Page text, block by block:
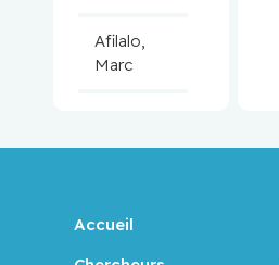
Afilalo,
Marc
Jamali,
Accueil